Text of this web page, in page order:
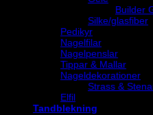
Builder
Silke/glasfiber
Pedikyr
Nagelfilar
Nagelpenslar
Tippar & Mallar
Nageldekorationer
Strass &
Elfil
Tandblekning